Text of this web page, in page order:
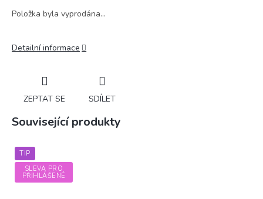
Položka byla vyprodána…
Detailní informace
ZEPTAT SE SDÍLET
Související produkty
TIP
SLEVA PRO
PŘIHLÁŠENÉ